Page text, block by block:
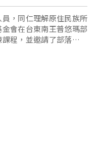
，同仁理解原住民族所
會在台東南王普悠瑪部
程，並邀請了部落長輩
的敏感度。